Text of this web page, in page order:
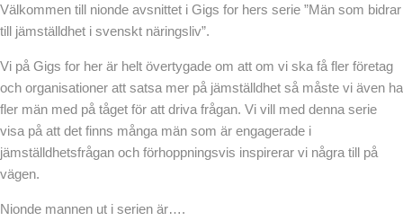
Välkommen till nionde avsnittet i Gigs for hers serie ”Män som bidrar
till jämställdhet i svenskt näringsliv”.
Vi på Gigs for her är helt övertygade om att om vi ska få fler företag
och organisationer att satsa mer på jämställdhet så måste vi även ha
fler män med på tåget för att driva frågan. Vi vill med denna serie
visa på att det finns många män som är engagerade i
jämställdhetsfrågan och förhoppningsvis inspirerar vi några till på
vägen.
Nionde mannen ut i serien är….